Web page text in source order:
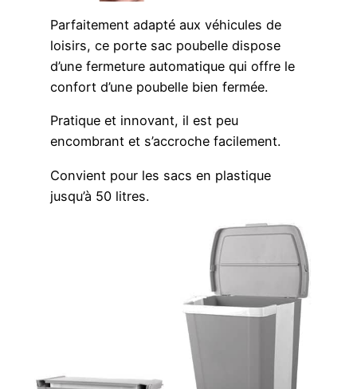
Parfaitement adapté aux véhicules de
loisirs, ce porte sac poubelle dispose
d’une fermeture automatique qui offre le
confort d’une poubelle bien fermée.
Pratique et innovant, il est peu
encombrant et s’accroche facilement.
Convient pour les sacs en plastique
jusqu’à 50 litres.